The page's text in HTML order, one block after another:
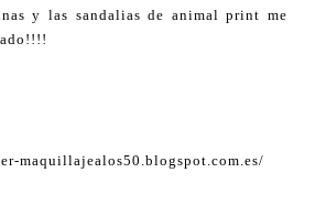
y las sandalias de animal print me
maquillajealos50.blogspot.com.es/